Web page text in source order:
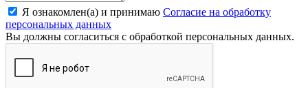
Я ознакомлен(а) и принимаю Согласие на обработку
персональных данных
Вы должны согласиться с обработкой персональных данных.